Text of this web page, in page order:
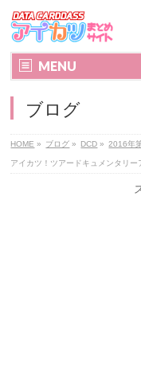
MENU
ブログ
HOME » ブログ » DCD » 2016年
アイカツ！ツアードキュメンタリ